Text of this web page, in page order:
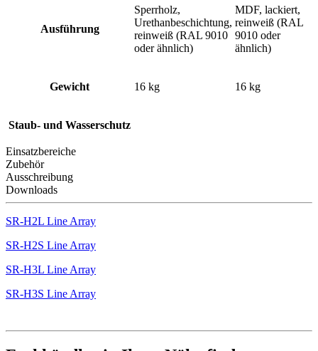
Ausführung
Sperrholz,
Urethanbeschichtung,
reinweiß (RAL 9010
oder ähnlich)
MDF, lackiert,
reinweiß (RAL
9010 oder
ähnlich)
Gewicht 16 kg 16 kg
Staub- und Wasserschutz
Einsatzbereiche
Zubehör
Ausschreibung
Downloads
SR-H2L Line Array
SR-H2S Line Array
SR-H3L Line Array
SR-H3S Line Array